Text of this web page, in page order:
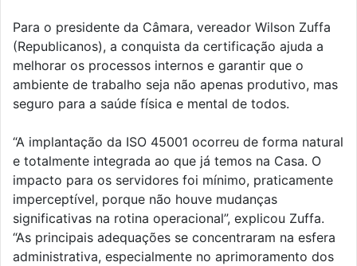
Para o presidente da Câmara, vereador Wilson Zuffa
(Republicanos), a conquista da certificação ajuda a
melhorar os processos internos e garantir que o
ambiente de trabalho seja não apenas produtivo, mas
seguro para a saúde física e mental de todos.
“A implantação da ISO 45001 ocorreu de forma natural
e totalmente integrada ao que já temos na Casa. O
impacto para os servidores foi mínimo, praticamente
imperceptível, porque não houve mudanças
significativas na rotina operacional”, explicou Zuffa.
“As principais adequações se concentraram na esfera
administrativa, especialmente no aprimoramento dos